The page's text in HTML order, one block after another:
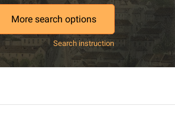
More search options
Search instruction